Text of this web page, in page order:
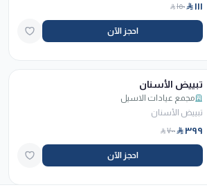
١١١ ١٥٠
احجز الآن
تبييض الأسنان
مجمع عيادات الاسيل
تبييض الأسنان
٣٩٩ ٧٠٠
احجز الآن